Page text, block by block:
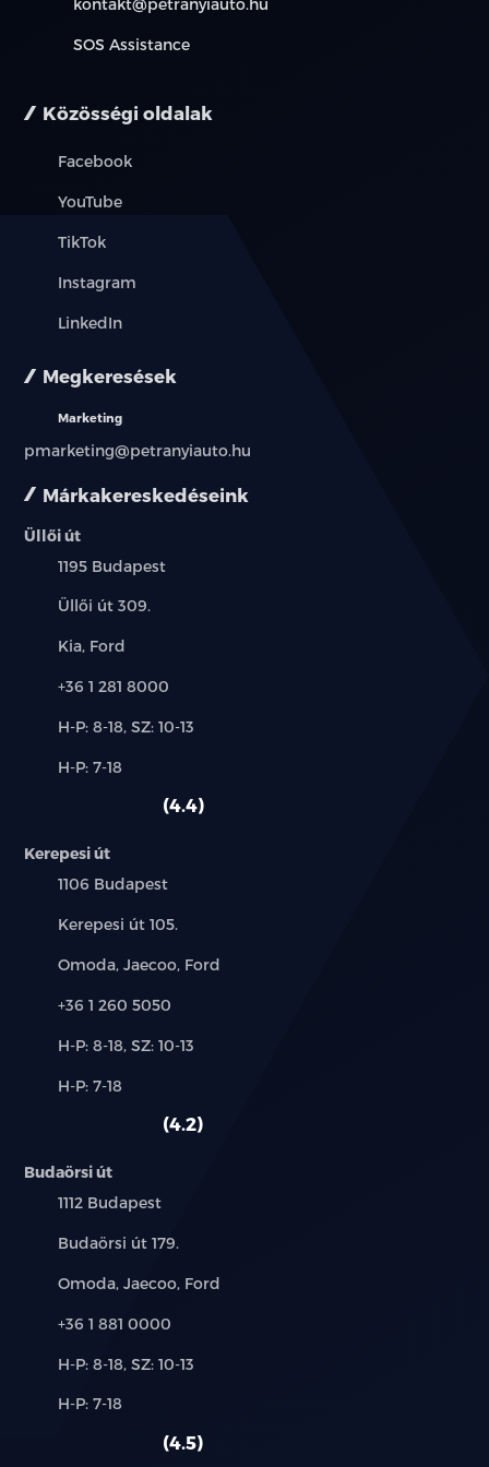
Márkakereskedéseink
Üllői út
Település:
1195 Budapest
Cím:
Üllői út 309.
Márkák:
Kia, Ford
Telefon:
+36 1 281 8000
Új-
használt
H-P: 8-18, SZ: 10-13
Alkatrész,
H-P: 7-18
4.4
Kerepesi út
Település:
1106 Budapest
Cím:
Kerepesi út 105.
Márkák:
Omoda, Jaecoo, Ford
Telefon:
+36 1 260 5050
Új-
használt
H-P: 8-18, SZ: 10-13
Alkatrész,
H-P: 7-18
4.2
Budaörsi út
Település:
1112 Budapest
Cím:
Budaörsi út 179.
Márkák:
Omoda, Jaecoo, Ford
Telefon:
+36 1 881 0000
Új-
használt
H-P: 8-18, SZ: 10-13
Alkatrész,
H-P: 7-18
4.5
SOS Assistance
Közösségi oldalak
Facebook
YouTube
TikTok
Instagram
LinkedIn
Megkeresések
Marketing
pmarketing@petranyiauto.hu